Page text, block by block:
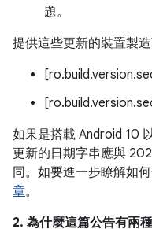
題。
提供這些更新的裝置製
如果是搭載 Android 10
更新的日期字串應與
同。如要進一步瞭解如
章。
2. 為什麼這篇公告有兩